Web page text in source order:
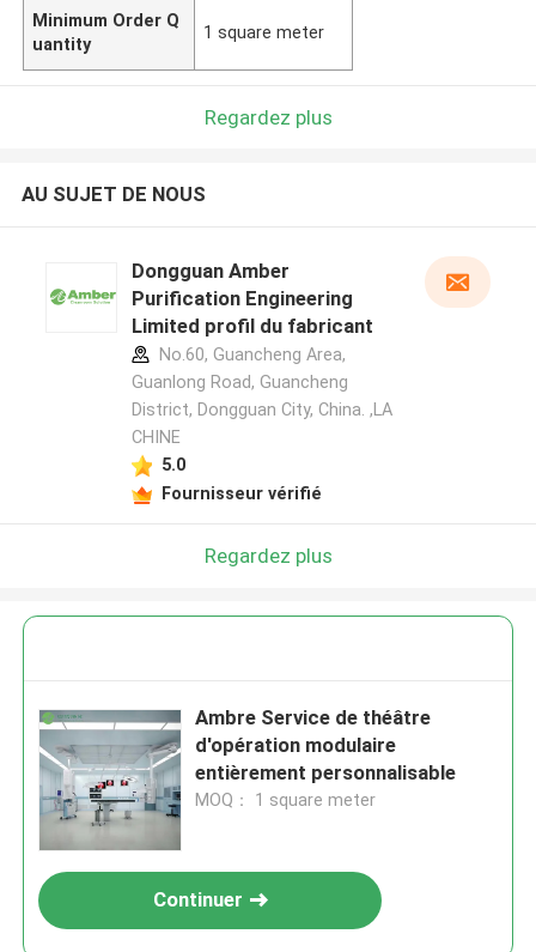
Minimum Order Q
uantity
1 square meter
Regardez plus
AU SUJET DE NOUS
Dongguan Amber
Purification Engineering
Limited profil du fabricant
No.60, Guancheng Area,
Guanlong Road, Guancheng
District, Dongguan City, China. ,LA
CHINE
5.0
Fournisseur vérifié
Regardez plus
Ambre Service de théâtre
d'opération modulaire
entièrement personnalisable
MOQ： 1 square meter
Continuer